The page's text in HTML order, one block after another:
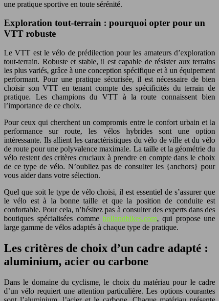
une pratique sportive en toute sérénité.
Exploration tout-terrain : pourquoi opter pour un
VTT robuste
Le VTT est le vélo de prédilection pour les amateurs d’exploration
tout-terrain. Robuste et stable, il est capable de résister aux terrains
les plus variés, grâce à une conception spécifique et à un équipement
performant. Pour une pratique sécurisée, il est nécessaire de bien
choisir son VTT en tenant compte des spécificités du terrain de
pratique. Les champions du VTT à la route connaissent bien
l’importance de ce choix.
Pour ceux qui cherchent un compromis entre le confort urbain et la
performance sur route, les vélos hybrides sont une option
intéressante. Ils allient les caractéristiques du vélo de ville et du vélo
de route pour une polyvalence maximale. La taille et la géométrie du
vélo restent des critères cruciaux à prendre en compte dans le choix
de ce type de vélo. N’oubliez pas de consulter les {anchors} pour
vous aider dans votre sélection.
Quel que soit le type de vélo choisi, il est essentiel de s’assurer que
le vélo est à la bonne taille et que la position de conduite est
confortable. Pour cela, n’hésitez pas à consulter des experts dans des
boutiques spécialisées comme hollandbikes.com, qui propose une
large gamme de vélos adaptés à chaque type de pratique.
Les critères de choix d’un cadre adapté :
aluminium, acier ou carbone
Dans le domaine du cyclisme, le choix du matériau pour le cadre
d’un vélo requiert une attention particulière. Les options courantes